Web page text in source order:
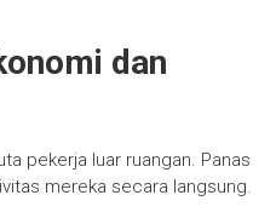
dan
pekerja luar ruangan. Panas
mereka secara langsung.